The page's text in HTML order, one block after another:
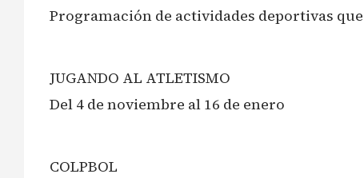
Programación de actividades deportivas
JUGANDO AL ATLETISMO
Del 4 de noviembre al 16 de enero
COLPBOL